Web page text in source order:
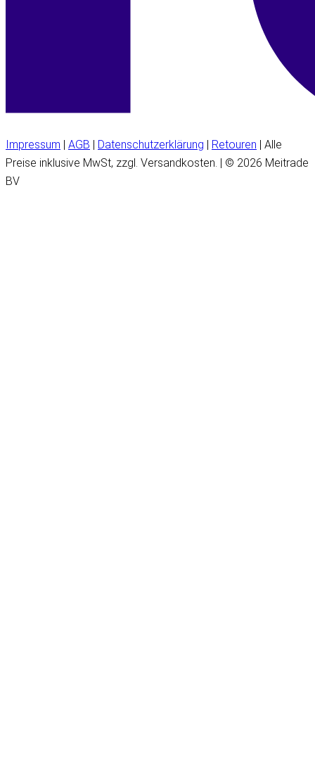
Impressum | AGB | Datenschutzerklärung | Retouren | Alle
Preise inklusive MwSt, zzgl. Versandkosten. | © 2026 Meitrade
BV